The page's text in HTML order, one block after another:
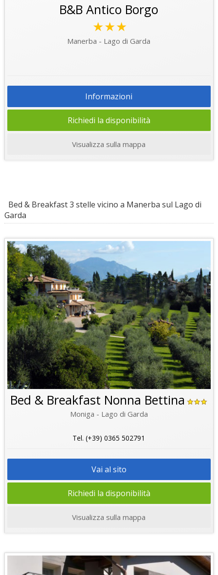
B&B Antico Borgo
★★★
Manerba - Lago di Garda
Informazioni
Richiedi la disponibilità
Visualizza sulla mappa
Bed & Breakfast 3 stelle vicino a Manerba sul Lago di
Garda
Bed & Breakfast Nonna Bettina
Moniga - Lago di Garda
Tel. (+39) 0365 502791
Vai al sito
Richiedi la disponibilità
Visualizza sulla mappa